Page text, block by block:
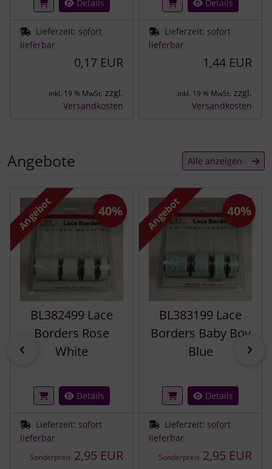
Details
Lieferzeit: sofort
lieferbar
0,17 EUR
inkl. 19 % MwSt. zzgl.
Versandkosten
Details
Lieferzeit: sofort
lieferbar
1,44 EUR
inkl. 19 % MwSt. zzgl.
Versandkosten
Angebote Alle anzeigen
Es folgt ein Produktslider - navigieren Sie mit der Tab-
zurück
Angebot
BL382499 Lace
Borders Rose
White
Details
Lieferzeit: sofort
lieferbar
Sonderpreis 2,95 EUR
40% Angebot
BL383199 Lace
Borders Baby Boy
Blue
Details
Lieferzeit: sofort
lieferbar
Sonderpreis 2,95 EUR
40%